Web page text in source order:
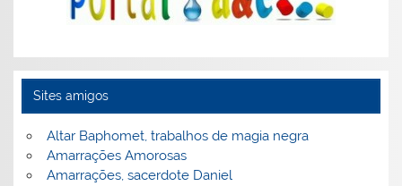
Sites amigos
Altar Baphomet, trabalhos de magia negra
Amarrações Amorosas
Amarrações, sacerdote Daniel